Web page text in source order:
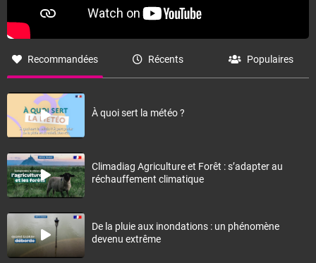
Recommandées Récents Populaires
À quoi sert la météo ?
Climadiag Agriculture et Forêt : s’adapter au
réchauffement climatique
De la pluie aux inondations : un phénomène
devenu extrême